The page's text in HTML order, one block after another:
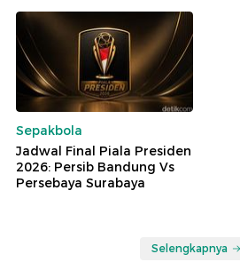
Sepakbola
Jadwal Final Piala Presiden
2026: Persib Bandung Vs
Persebaya Surabaya
Selengkapnya